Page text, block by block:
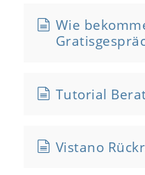
Wie
Tutorial
Vistano